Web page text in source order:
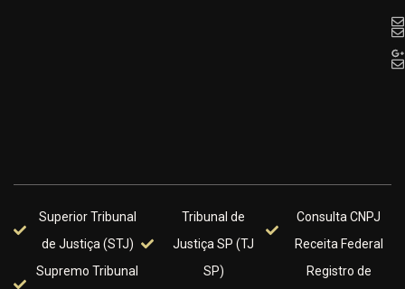
Superior Tribunal
de Justiça (STJ)
Supremo Tribunal
Tribunal de
Justiça SP (TJ
SP)
Consulta CNPJ
Receita Federal
Registro de